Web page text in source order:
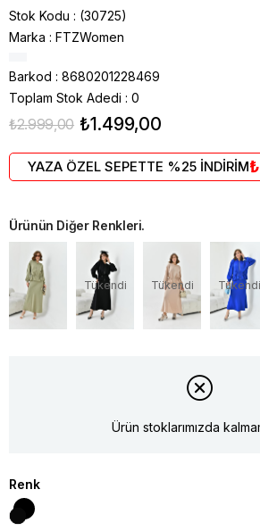
Stok Kodu
(30725)
Marka : FTZWomen
Barkod : 8680201228469
Toplam Stok Adedi : 0
₺2.999,00 ₺1.499,00
YAZA ÖZEL SEPETTE %25 İNDİRİM
Ürünün Diğer Renkleri.
Tükendi Tükendi Tükendi
Ürün stoklarımızda
Renk